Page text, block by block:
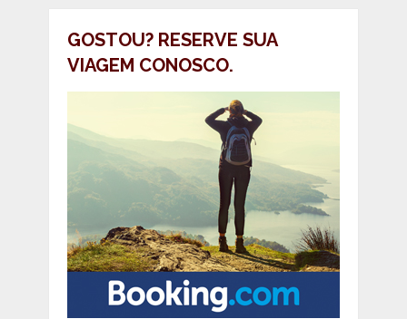
GOSTOU? RESERVE SUA
VIAGEM CONOSCO.